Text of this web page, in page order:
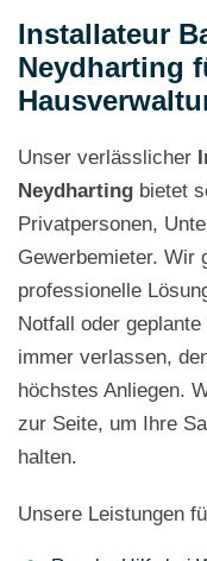
Installateur
Neydharting
Unser verlässlicher
Neydharting bietet
Privatpersonen,
Gewerbemieter. Wir
professionelle
Notfall oder
immer verlassen,
höchstes Anliegen.
zur Seite, um Ihre
halten.
Unsere Leistungen